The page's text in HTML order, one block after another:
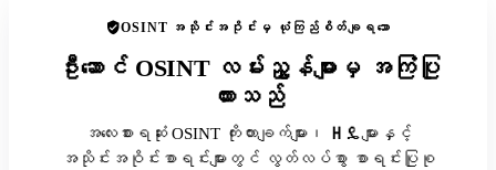
OSINT အသိုင်းအဝိုင်းမှ ယုံကြည်စိတ်ချရသော
ဦးဆောင် OSINT လမ်းညွှန်များမှ အကြံပြု
ထားသည်
အလေးစားရဆုံး OSINT ကိုးကားချက်များ၊ ዘዴများနှင့်
အသိုင်းအဝိုင်းစာရင်းများတွင် လွတ်လပ်စွာ စာရင်းပြုစု